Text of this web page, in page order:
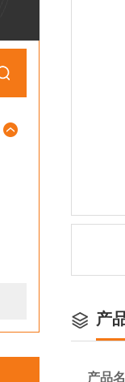
产
产品